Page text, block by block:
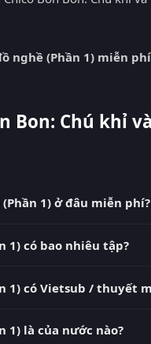
nghề (Phần 1) miễn
Bon: Chú khỉ
1) ở đâu miễn phí?
là điểm đến thay thế cho
1) có bao nhiêu tập?
dung mới.
1) có Vietsub / thuyết
phát.
1) là của nước nào?